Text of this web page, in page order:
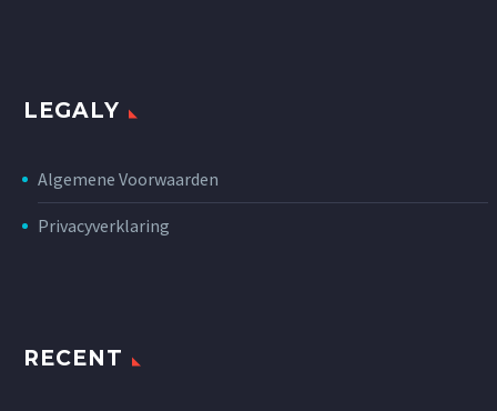
LEGALY
Algemene Voorwaarden
Privacyverklaring
RECENT